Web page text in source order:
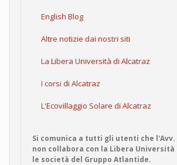
English Blog
Altre notizie dai nostri siti
La Libera Università di Alcatraz
I corsi di Alcatraz
L'Ecovillaggio Solare di Alcatraz
Si comunica a tutti gli utenti che l'Avv.
non collabora con la Libera Università
le società del Gruppo Atlantide.